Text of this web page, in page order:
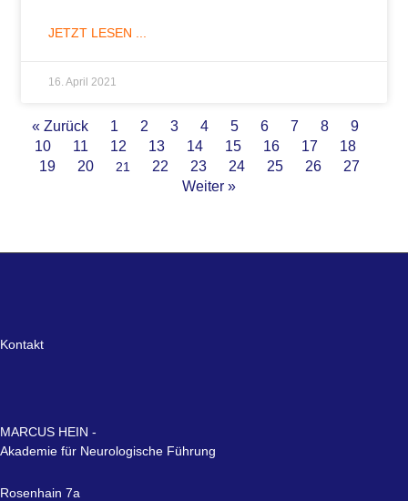
JETZT LESEN ...
16. April 2021
« Zurück 1 2 3 4 5 6 7 8
9
10
11 12 13 14 15 16 17
18
19
20 21 22 23 24 25 26
27
Weiter »
Kontakt
MARCUS HEIN -
Akademie für Neurologische Führung
Rosenhain 7a